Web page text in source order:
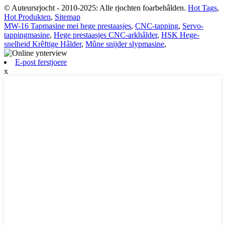
© Auteursrjocht - 2010-2025: Alle rjochten foarbehâlden. Hot Tags,
Hot Produkten, Sitemap
MW-16 Tapmasine mei hege prestaasjes, CNC-tapping, Servo-
tappingmasine, Hege prestaasjes CNC-arkhâlder, HSK Hege-
snelheid Krêftige Hâlder, Mûne snijder slypmasine,
E-post ferstjoere
x